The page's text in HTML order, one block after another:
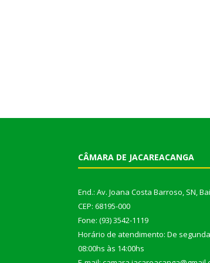
CÂMARA DE JACAREACANGA
End.: Av. Joana Costa Barroso, SN,
CEP: 68195-000
Fone: (93) 3542-1119
Horário de atendimento: De
08:00hs às 14:00hs